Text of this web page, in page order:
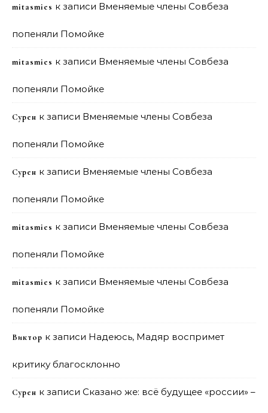
mitasmies к записи Вменяемые члены Совбеза
попеняли Помойке
mitasmies к записи Вменяемые члены Совбеза
попеняли Помойке
Сурен к записи Вменяемые члены Совбеза
попеняли Помойке
Сурен к записи Вменяемые члены Совбеза
попеняли Помойке
mitasmies к записи Вменяемые члены Совбеза
попеняли Помойке
mitasmies к записи Вменяемые члены Совбеза
попеняли Помойке
Виктор к записи Надеюсь, Мадяр воспримет
критику благосклонно
Сурен к записи Сказано же: всё будущее «россии» –